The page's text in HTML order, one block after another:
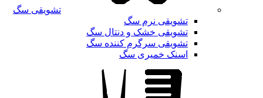
تشویقی سگ
تشویقی نرم سگ
تشویقی خشک و دنتال سگ
تشویقی سرگرم کننده سگ
اسنک خمیری سگ